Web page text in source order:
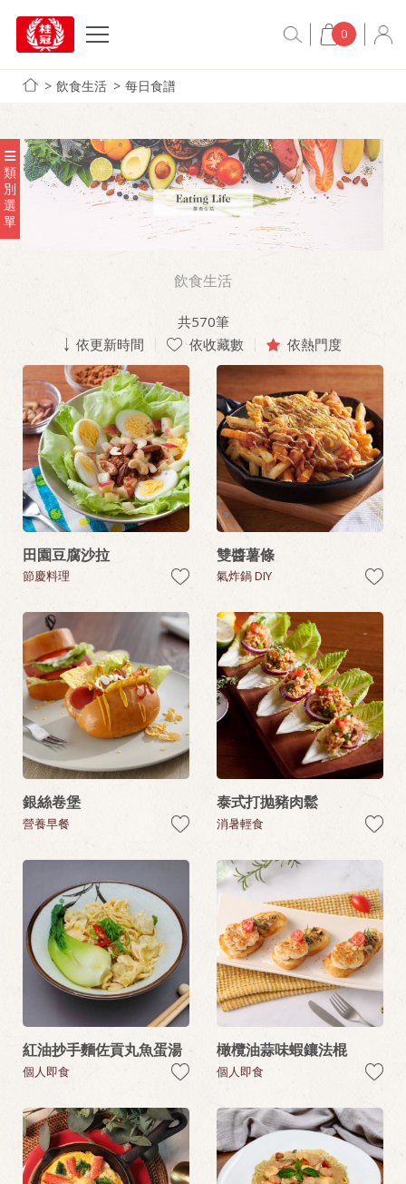
0
飲食生活 每日食譜
類
別
選
單
飲食生活
共570筆
依更新時間
依收藏數 依熱門度
田園豆腐沙拉
節慶料理
雙醬薯條
氣炸鍋 DIY
銀絲卷堡
營養早餐
泰式打抛豬肉鬆
消暑輕食
紅油抄手麵佐貢丸魚蛋湯
個人即食
橄欖油蒜味蝦鑲法棍
個人即食